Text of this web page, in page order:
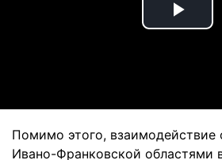
Play
Помимо этого, взаимодействие
Ивано-Франковской областями